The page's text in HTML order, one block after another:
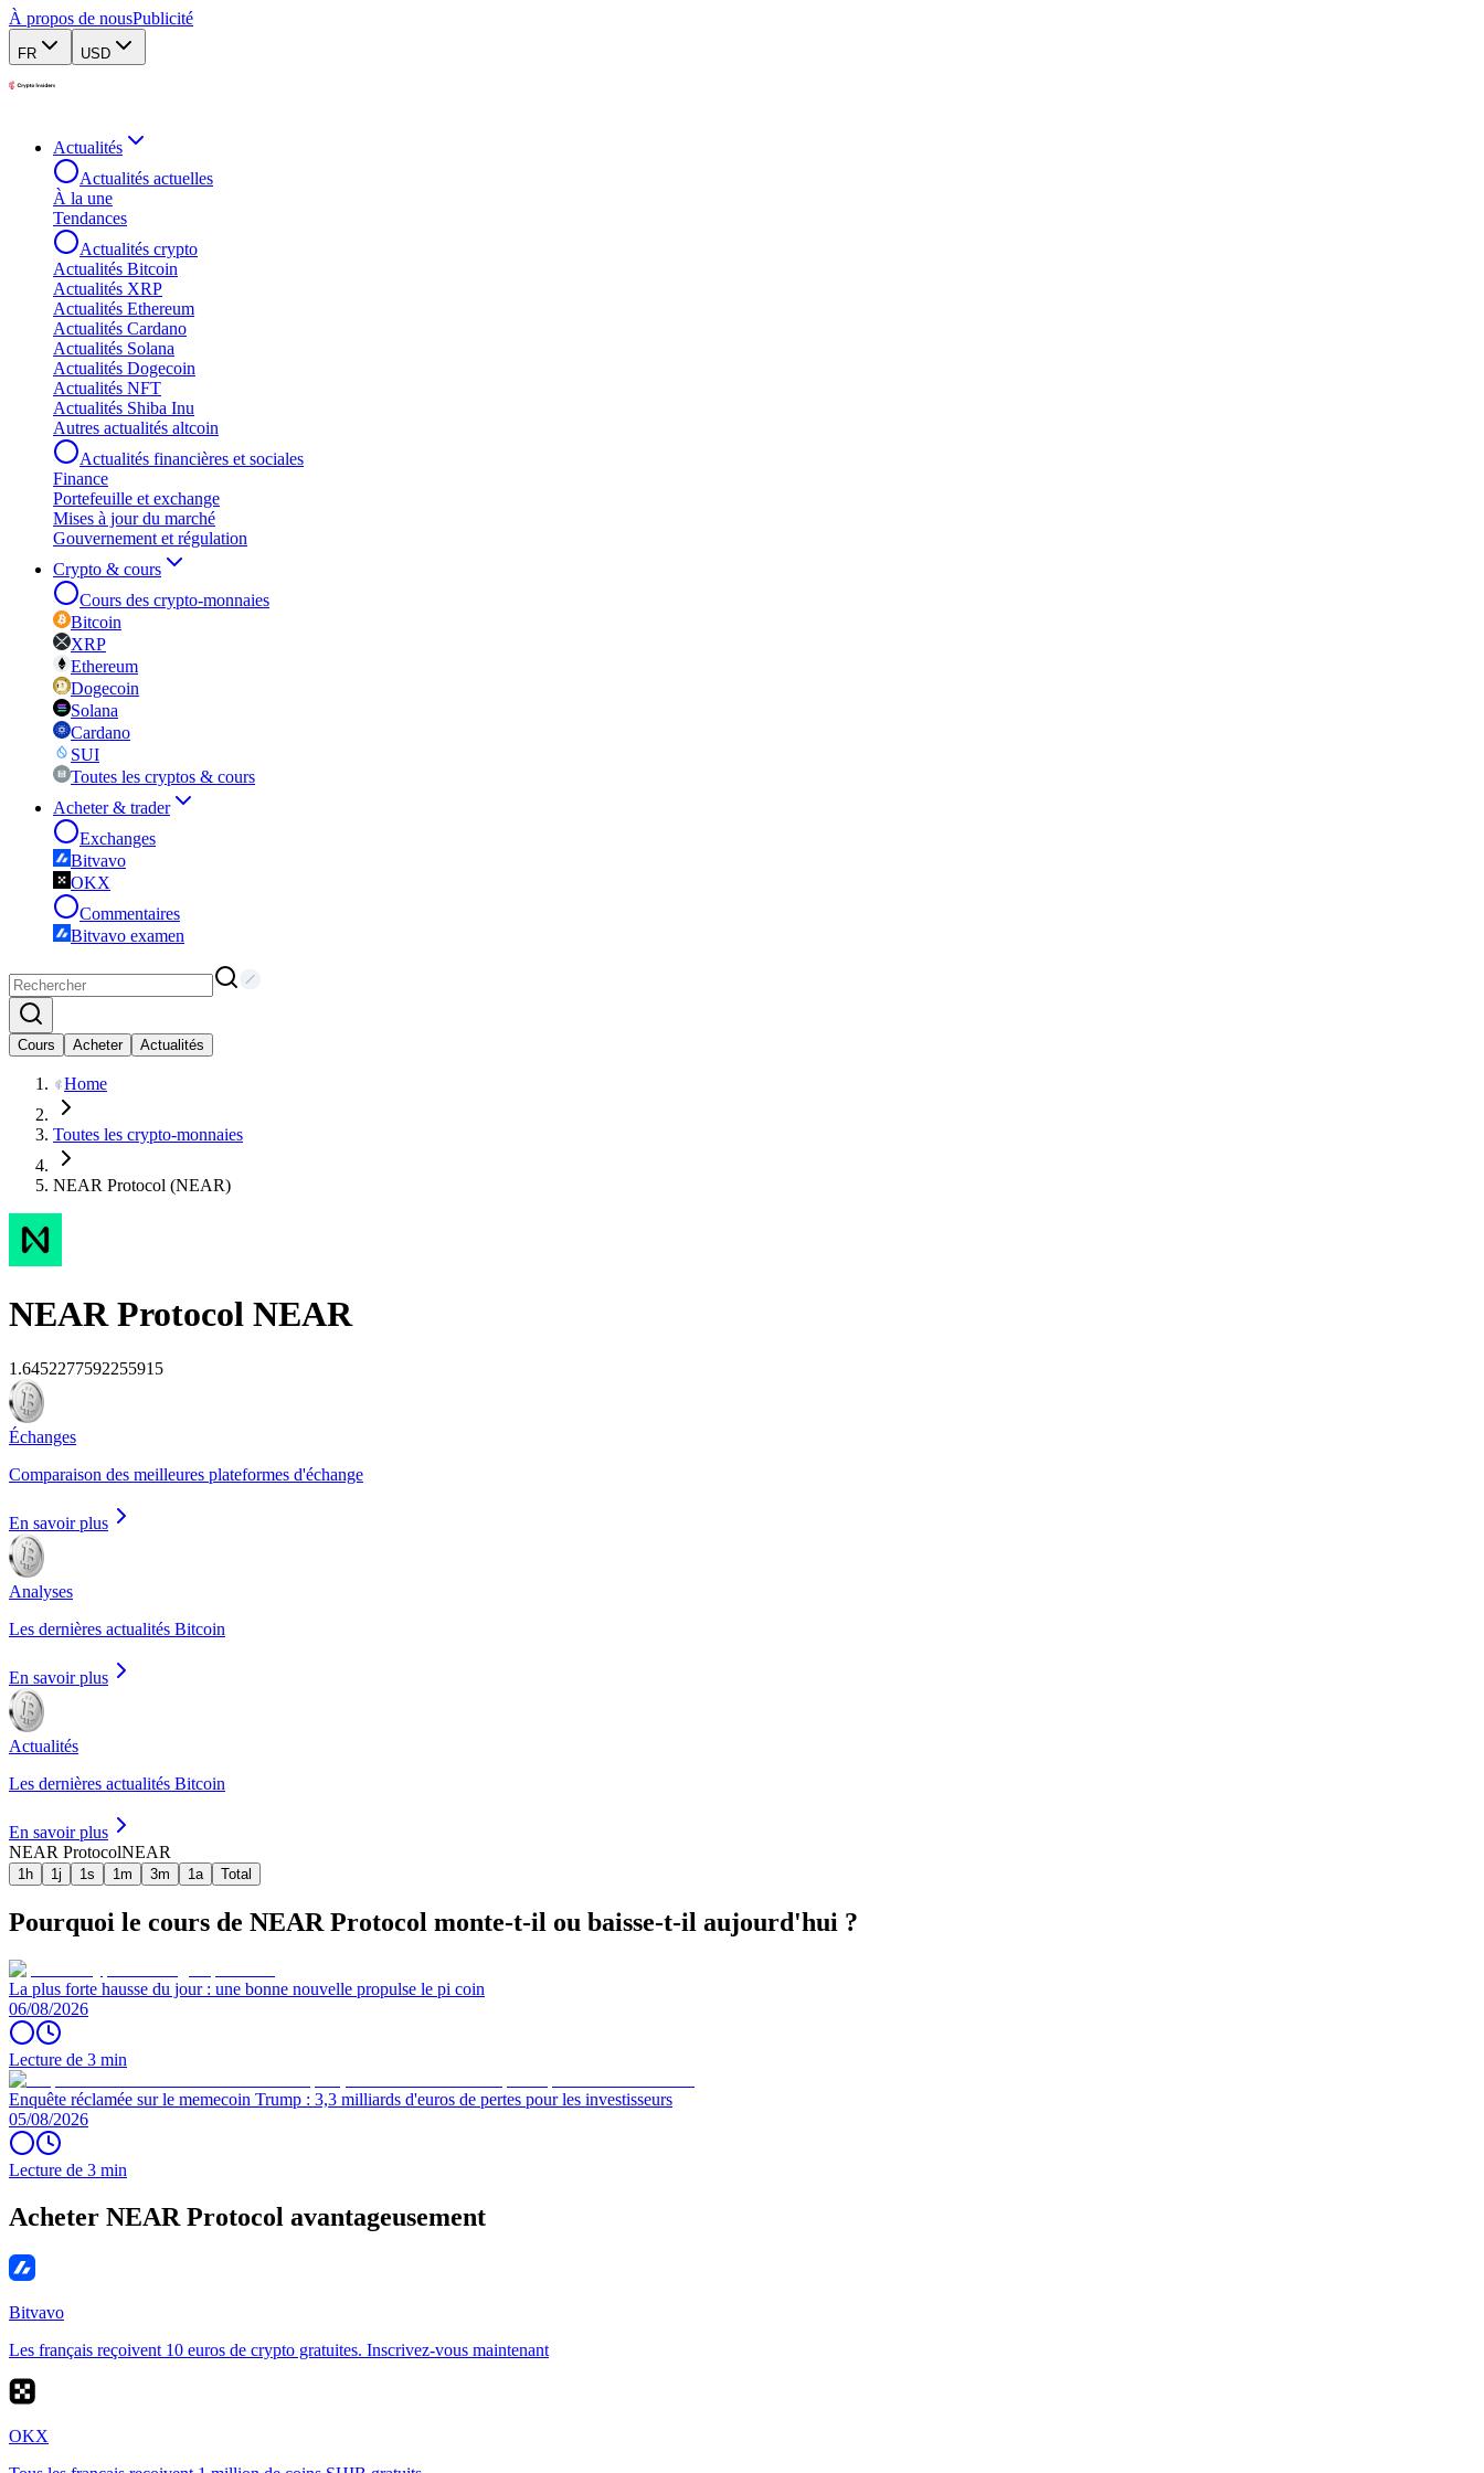
À propos de nousPublicité
FR USD
Actualités
Actualités actuelles
À la une
Tendances
Actualités crypto
Actualités Bitcoin
Actualités XRP
Actualités Ethereum
Actualités Cardano
Actualités Solana
Actualités Dogecoin
Actualités NFT
Actualités Shiba Inu
Autres actualités altcoin
Actualités financières et sociales
Finance
Portefeuille et exchange
Mises à jour du marché
Gouvernement et régulation
Crypto & cours
Cours des crypto-monnaies
Bitcoin
XRP
Ethereum
Dogecoin
Solana
Cardano
SUI
Toutes les cryptos & cours
Acheter & trader
Exchanges
Bitvavo
OKX
Commentaires
Bitvavo examen
Cours Acheter Actualités
Home
Toutes les crypto-monnaies
NEAR Protocol (NEAR)
NEAR Protocol NEAR
1.6452277592255915
Échanges
Comparaison des meilleures plateformes d'échange
En savoir plus
Analyses
Les dernières actualités Bitcoin
En savoir plus
Actualités
Les dernières actualités Bitcoin
En savoir plus
NEAR ProtocolNEAR
1h 1j 1s 1m 3m 1a Total
Pourquoi le cours de NEAR Protocol monte-t-il ou baisse-t-il aujourd'hui ?
La plus forte hausse du jour : une bonne nouvelle propulse le pi coin
06/08/2026
Lecture de 3 min
Enquête réclamée sur le memecoin Trump : 3,3 milliards d'euros de pertes pour les investisseurs
05/08/2026
Lecture de 3 min
Acheter NEAR Protocol avantageusement
Bitvavo
Les français reçoivent 10 euros de crypto gratuites. Inscrivez-vous maintenant
OKX